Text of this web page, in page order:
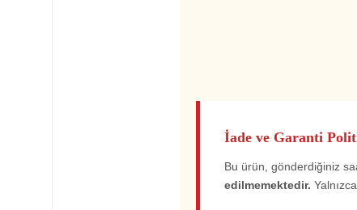
İade ve Garanti
Bu ürün, gönderdiğiniz
edilmemektedir.